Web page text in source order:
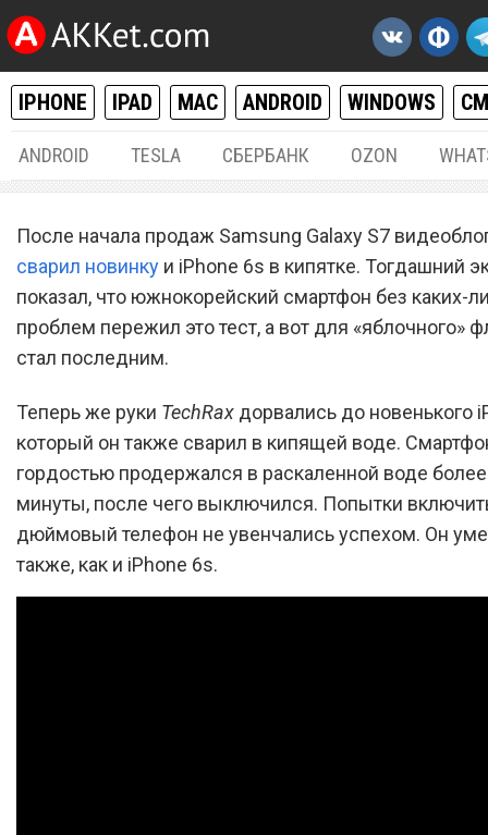
IPHONE IPAD MAC ANDROID WINDOWS
ANDROID TESLA СБЕРБАНК OZON
Apple iPhone SE сварили в
кипятке
После начала продаж Samsung Galaxy S7
сварил новинку и iPhone 6s в кипятке. Тогдашний
показал, что южнокорейский смартфон без каких-
проблем пережил это тест, а вот для «яблочного»
стал последним.
Теперь же руки TechRax дорвались до новенького
который он также сварил в кипящей воде.
гордостью продержался в раскаленной воде
минуты, после чего выключился. Попытки
дюймовый телефон не увенчались успехом. Он
также, как и iPhone 6s.